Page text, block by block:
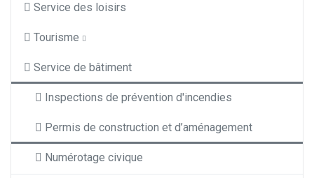
Service des loisirs
Tourisme
Service de bâtiment
Inspections de prévention d'incendies
Permis de construction et d’aménagement
Numérotage civique